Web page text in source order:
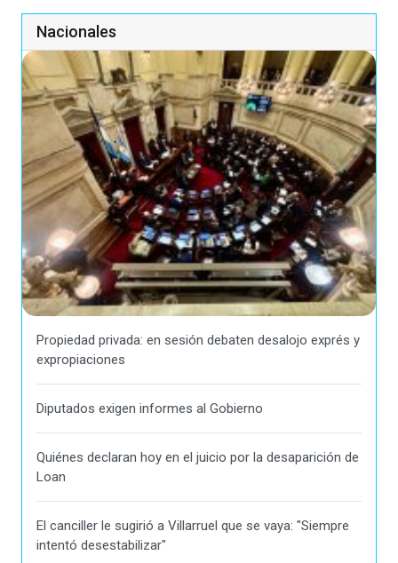
Nacionales
Propiedad privada: en sesión debaten desalojo exprés y
expropiaciones
Diputados exigen informes al Gobierno
Quiénes declaran hoy en el juicio por la desaparición de
Loan
El canciller le sugirió a Villarruel que se vaya: "Siempre
intentó desestabilizar"